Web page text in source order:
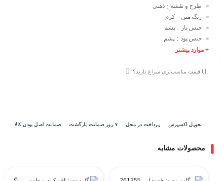
طرح و نقشه : ذهنی
رنگ متن : کرم
جنس تار : پشم
جنس پود : پشم
+ موارد بیشتر
آیا قیمت مناسب‌تری سراغ دارید؟
تحویل اکسپرس پرداخت در محل ۷ روز ضمانت بازگشت ضمانت اصل بودن کالا
محصولات مشابه